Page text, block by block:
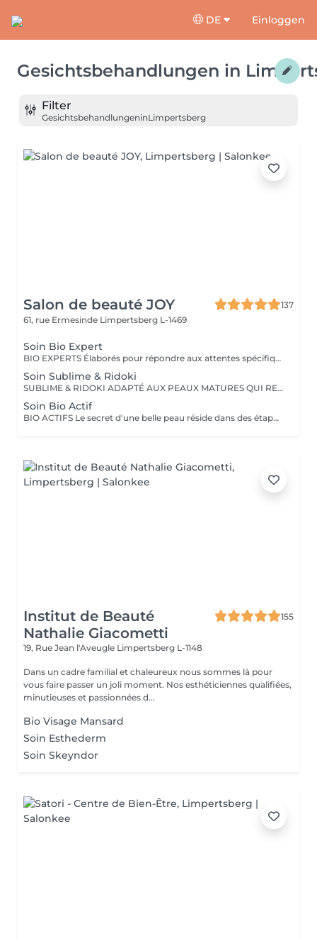
DE Einloggen
Gesichtsbehandlungen in
Filter
GesichtsbehandlungeninLimpertsberg
Salon de beauté JOY
137
61, rue Ermesinde Limpertsberg L-1469
Soin Bio Expert
BIO EXPERTS Élaborés pour répondre aux attentes spécifiques de chacun.e. SOIN BIO-EXPERT APAISANT Calme et apaise les peaux fragiles, sensibles, et redonne souplesse aux peaux inconfortables. SOIN BIO-EXPERT HYDRATANT Maintient l'eau dans les tissus, prévient l'apparition des signes de l'âge, apporte éclat et vitalité. SOIN BIO-EXPERT ANTI-ÂGE Favorise la régénération cellulaire, raffermit et lisse les rides
Soin Sublime & Ridoki
SUBLIME & RIDOKI ADAPTÉ AUX PEAUX MATURES QUI RECHERCHENT UN EFFET RAFFERMISSANT ET UN LISSAGE INTENSE. Le RIDOKI associé au modelage essentiel permet de stimuler, raffermir et réactiver la circulation sanguine et ainsi, booster la synthèse de collagène et d'élastine, tout en stimulant certains points énergétiques importants. Le masque professionnel sublime à base d'acérola et d'immortelle renforce l'effet tenseur.
Soin Bio Actif
BIO ACTIFS Le secret d'une belle peau réside dans des étapes incontournables : double nettoyage, double exfoliation et double masque. SOIN BIO actif APAISANT Apporte douceur et apaisement aux peaux délicates. SOIN BIO actif HYDRATANT Booster d'hydratation* et d'éclat pour toutes les peaux. SOIN BIO actif PURIFIANT Objectif : peau visiblement plus nette et purifiée. SOIN BIO actif ANTI-ÂGE Soin lissant, régénérant et repulpant. Effet coup d'éclat
Institut de Beauté
Nathalie Giacometti
155
19, Rue Jean l'Aveugle Limpertsberg L-1148
Dans un cadre familial et chaleureux nous sommes là pour
vous faire passer un joli moment. Nos esthéticiennes qualifiées,
minutieuses et passionnées d...
Bio Visage Mansard
Soin Esthederm
Soin Skeyndor